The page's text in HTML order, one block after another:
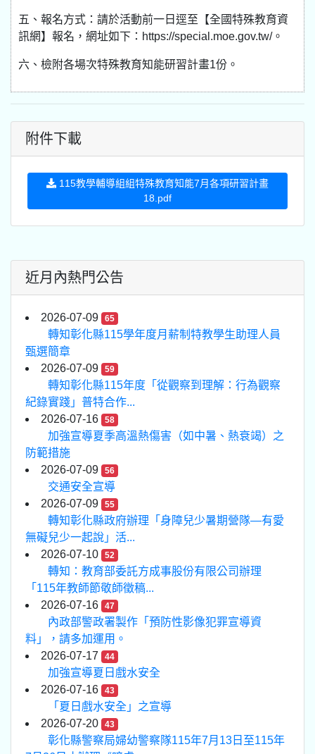
五、報名方式：請於活動前一日逕至【全國特殊教育資
訊網】報名，網址如下：https://special.moe.gov.tw/。
六、檢附各場次特殊教育知能研習計畫1份。
附件下載
115教學輔導組組特殊教育知能7月各項研習計畫
18.pdf
近月內熱門公告
2026-07-09 65
轉知彰化縣115學年度月薪制特教學生助理人員
甄選簡章
2026-07-09
59
轉知彰化縣115年度「從觀察到理解：行為觀察
紀錄實踐」普特合作...
2026-07-16
58
加強宣導夏季高溫熱傷害（如中暑、熱衰竭）之
防範措施
2026-07-09
56
交通安全宣導
2026-07-09
55
轉知彰化縣政府辦理「身障兒少暑期營隊—有愛
無礙兒少一起說」活...
2026-07-10
52
轉知：教育部委託方成事股份有限公司辦理
「115年教師節敬師徵稿...
2026-07-16
47
內政部警政署製作「預防性影像犯罪宣導資
料」，請多加運用。
2026-07-17
44
加強宣導夏日戲水安全
2026-07-16
43
「夏日戲水安全」之宣導
2026-07-20
43
彰化縣警察局婦幼警察隊115年7月13日至115年